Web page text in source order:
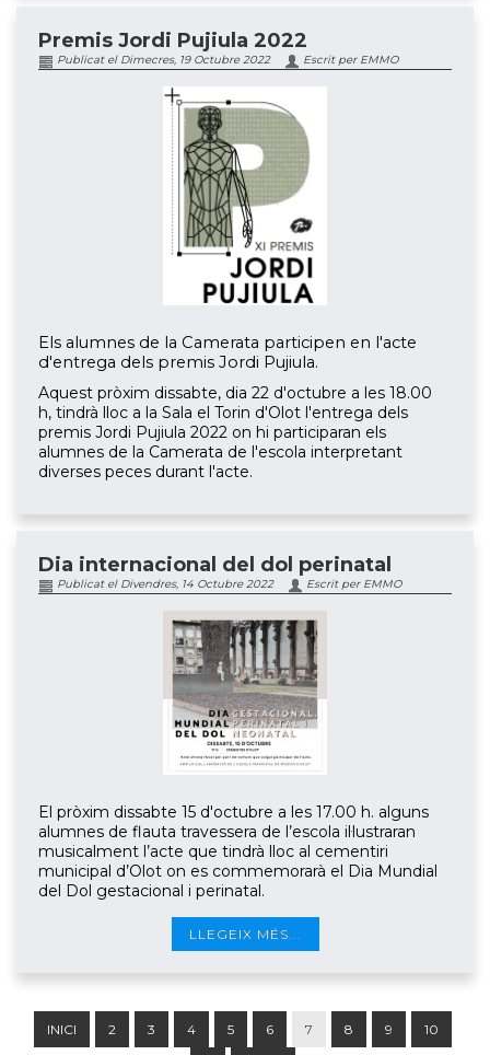
Premis Jordi Pujiula 2022
Publicat el Dimecres, 19 Octubre 2022 Escrit per EMMO
Els alumnes de la Camerata participen en l'acte
d'entrega dels premis Jordi Pujiula.
Aquest pròxim dissabte, dia 22 d'octubre a les 18.00
h, tindrà lloc a la Sala el Torin d'Olot l'entrega dels
premis Jordi Pujiula 2022 on hi participaran els
alumnes de la Camerata de l'escola interpretant
diverses peces durant l'acte.
Dia internacional del dol perinatal
Publicat el Divendres, 14 Octubre 2022 Escrit per EMMO
El pròxim dissabte 15 d'octubre a les 17.00 h. alguns
alumnes de flauta travessera de l’escola il·lustraran
musicalment l’acte que tindrà lloc al cementiri
municipal d’Olot on es commemorarà el Dia Mundial
del Dol gestacional i perinatal.
LLEGEIX MÉS...
INICI 2 3 4 5 6 7 8 9 10